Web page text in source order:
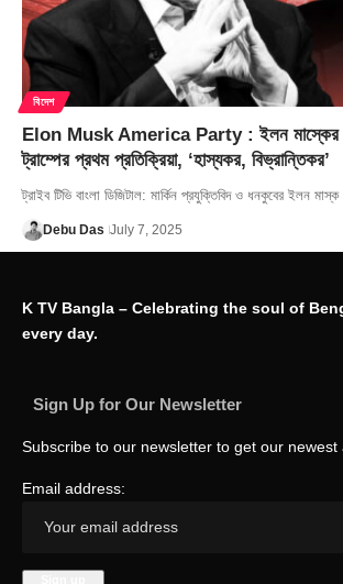
বিদেশ
Elon Musk America Party : ইলন মাস্কের
ট্রাম্পের প্রথম প্রতিক্রিয়া, ‘হাস্যকর, বিভ্রান্তিকর’
ট্রাইব টিভি বাংলা ডিজিটাল: মার্কিন প্রযুক্তিবিদ ও ধনকুবের ইলন
Debu Das July 7, 2025
K TV Bangla – Celebrating the soul of
every day.
Sign Up for Our Newsletter
Subscribe to our newsletter to get our newest
Email address: